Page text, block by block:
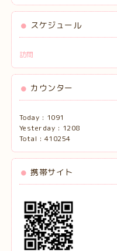
スケジュール
訪問
カウンター
Today : 1091
Yesterday : 1208
Total : 410254
携帯サイト